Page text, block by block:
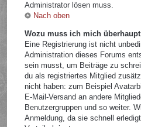
Administrator lösen muss.
Nach oben
Wozu muss ich mich
Eine Registrierung ist nicht
Administration dieses Forums
sein musst, um Beiträge zu
du als registriertes Mitglied
nicht haben: zum Beispiel
E-Mail-Versand an andere
Benutzergruppen und so weiter.
Anmeldung, da sie schnell